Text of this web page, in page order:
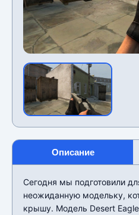
Описание
Сегодня мы подготовили
неожиданную модельку,
крышу. Модель Desert